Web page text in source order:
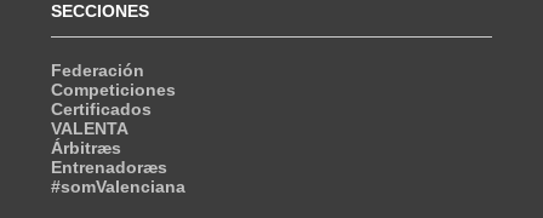
SECCIONES
Federación
Competiciones
Certificados
VALENTA
Árbitræs
Entrenadoræs
#somValenciana